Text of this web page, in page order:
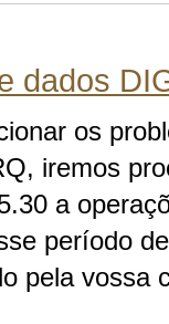
dados
os
iremos
a
período
pela vossa